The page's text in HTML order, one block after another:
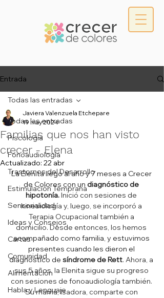
Entrada
Todas las entradas
Piscología
Fonoaudiología
Trastornos del Desarrollo
Estimulación Temprana
Sensorialidad
Ideas y Consejos
Cartas
Comunidad
Alimentación
Habla y Lenguaje
Todas las entradas
Familias que nos han visto
crecer - Elena
Javiera Valenzuela Etchepare
19 may 2024
Actualizado: 22 abr
La Elenita llegó al año y 7 meses a Crecer
de Colores con un diagnóstico de
hipotonía. Inició con sesiones de
kinesiología y, luego, se incorporó a
Terapia Ocupacional también a
domicilio. Desde entonces, los hemos
acompañado como familia, y estuvimos
presentes cuando les dieron el
diagnóstico de síndrome de Rett. Ahora, a
sus 5 años, la Elenita sigue su progreso
con sesiones de fonoaudiología también.
Su mamá, Isadora, comparte con